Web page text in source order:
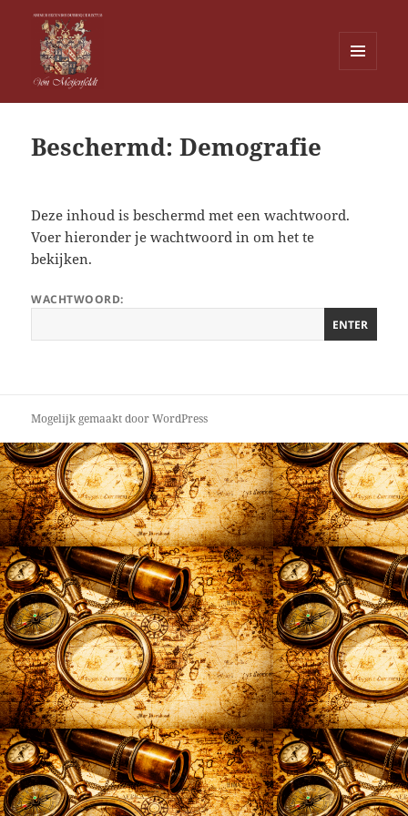
WIDGETS
Beschermd: Demografie
Deze inhoud is beschermd met een wachtwoord.
Voer hieronder je wachtwoord in om het te
bekijken.
WACHTWOORD:
Mogelijk gemaakt door WordPress